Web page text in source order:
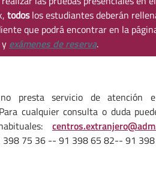
todoslos estudiantes deberán
que podrá encontrar en la
exámenes de reserva.
presta servicio de atención
cualquier consulta o duda
398 75 36 -- 91 398 65 82-- 91